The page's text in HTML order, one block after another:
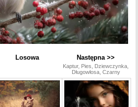
Losowa Następna >>
Kaptur, Pies, Dziewczynka,
Długowłosa, Czarny